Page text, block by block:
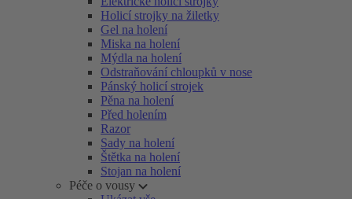
Holicí strojky na žiletky
Gel na holení
Miska na holení
Mýdla na holení
Odstraňování chloupků v nose
Pánský holicí strojek
Pěna na holení
Před holením
Razor
Sady na holení
Štětka na holení
Stojan na holení
Péče o vousy